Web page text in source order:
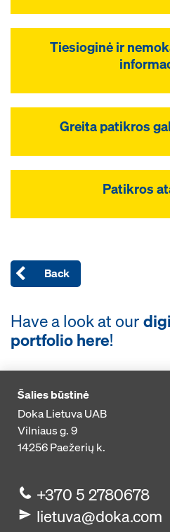
Tiesioginė ir
Greita patikros
Patikros
Back
Have a look at our
portfolio here!
Šalies būstinė
Doka Lietuva UAB
Vilniaus g. 9
14256Paežerių k.
+370 5 2780678
lietuva@doka.com